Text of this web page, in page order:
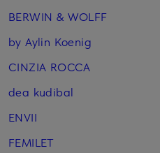
BERWIN & WOLFF
by Aylin Koenig
CINZIA ROCCA
dea kudibal
ENVII
FEMILET